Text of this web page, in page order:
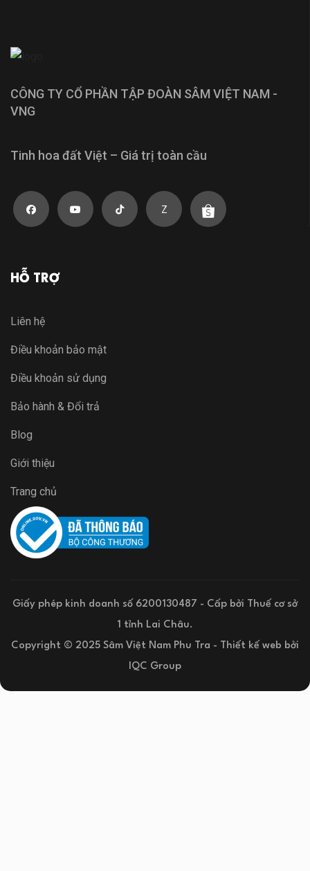
CÔNG TY CỔ PHẦN TẬP ĐOÀN SÂM VIỆT NAM -
VNG
Tinh hoa đất Việt – Giá trị toàn cầu
Z
HỖ TRỢ
Liên hệ
Điều khoản bảo mật
Điều khoản sử dụng
Bảo hành & Đổi trả
Blog
Giới thiệu
Trang chủ
Giấy phép kinh doanh số 6200130487 - Cấp bởi Thuế cơ sở
1 tỉnh Lai Châu.
Copyright © 2025 Sâm Việt Nam Phu Tra - Thiết kế web bởi
IQC Group